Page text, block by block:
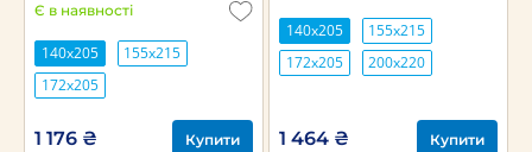
Є в наявності
140х205
155х215
172х205
1 176 ₴ Купити
140х205
155х215
172х205
200х220
1 464 ₴ Купити